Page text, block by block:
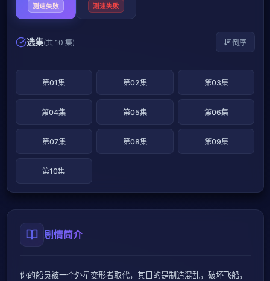
测速失败 测速失败
选集(共 10 集) 倒序
第01集 第02集 第03集
第04集 第05集 第06集
第07集 第08集 第09集
第10集
剧情简介
你的船员被一个外星变形者取代，其目的是制造混乱，破坏飞船，